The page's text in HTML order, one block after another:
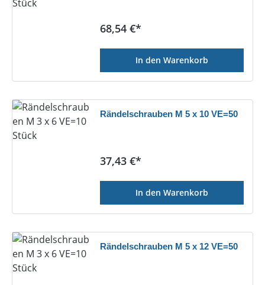
Regulärer Preis:
68,54 €*
In den Warenkorb
Rändelschrauben M 5 x 10 VE=50
Regulärer Preis:
37,43 €*
In den Warenkorb
Rändelschrauben M 5 x 12 VE=50